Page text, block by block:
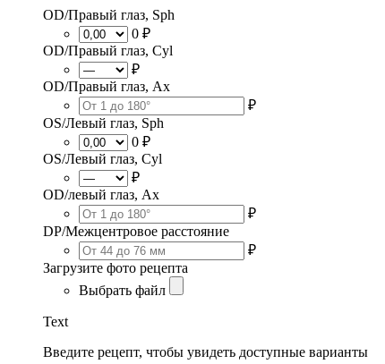
OD/Правый глаз, Sph
0 ₽
OD/Правый глаз, Cyl
₽
OD/Правый глаз, Ax
₽
OS/Левый глаз, Sph
0 ₽
OS/Левый глаз, Cyl
₽
OD/левый глаз, Ax
₽
DP/Межцентровое расстояние
₽
Загрузите фото рецепта
Выбрать файл
Text
Введите рецепт, чтобы увидеть доступные варианты